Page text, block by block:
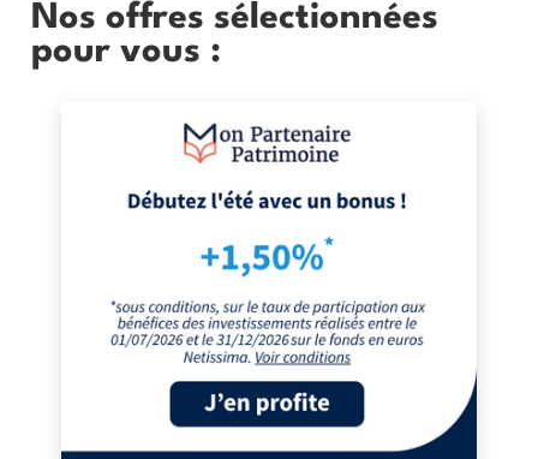
Nos offres sélectionnées
pour vous :